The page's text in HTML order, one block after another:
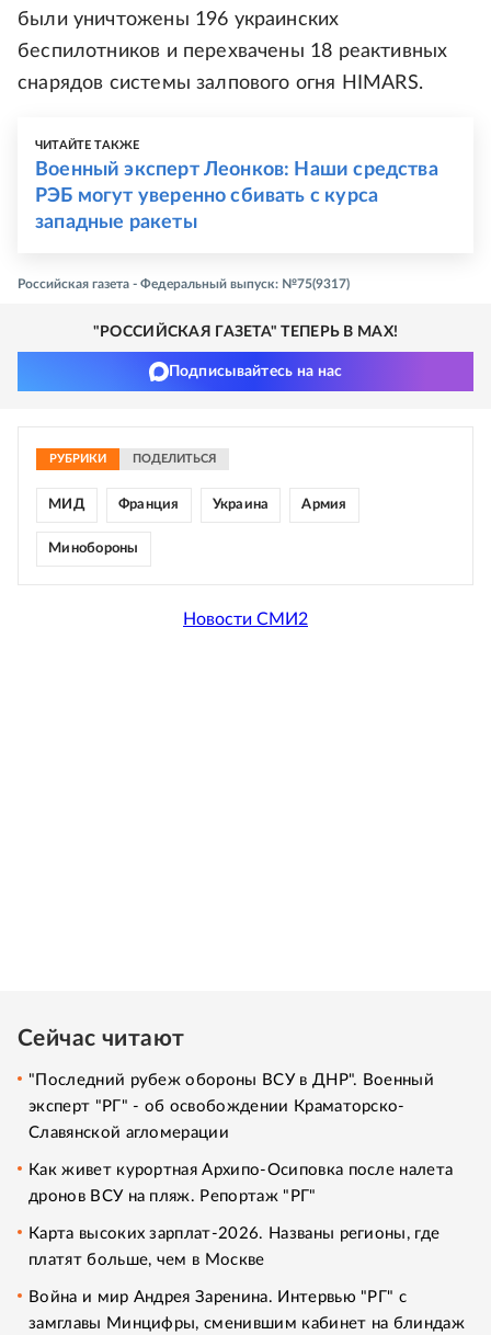
были уничтожены 196 украинских
беспилотников и перехвачены 18 реактивных
снарядов системы залпового огня HIMARS.
ЧИТАЙТЕ ТАКЖЕ
Военный эксперт Леонков: Наши средства
РЭБ могут уверенно сбивать с курса
западные ракеты
Российская газета - Федеральный выпуск: №75(9317)
"РОССИЙСКАЯ ГАЗЕТА" ТЕПЕРЬ В MAX!
Подписывайтесь на нас
РУБРИКИ ПОДЕЛИТЬСЯ
МИД Франция Украина Армия
Минобороны
Новости СМИ2
Сейчас читают
"Последний рубеж обороны ВСУ в ДНР". Военный
эксперт "РГ" - об освобождении Краматорско-
Славянской агломерации
Как живет курортная Архипо-Осиповка после налета
дронов ВСУ на пляж. Репортаж "РГ"
Карта высоких зарплат-2026. Названы регионы, где
платят больше, чем в Москве
Война и мир Андрея Заренина. Интервью "РГ" с
замглавы Минцифры, сменившим кабинет на блиндаж